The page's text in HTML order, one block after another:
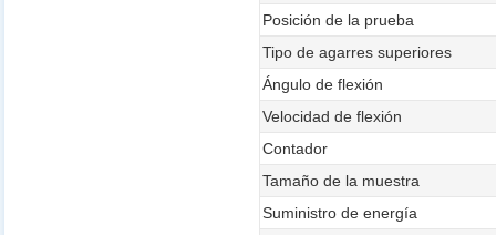
Posición de la prueba
Tipo de agarres superiores
Ángulo de flexión
Velocidad de flexión
Contador
Tamaño de la muestra
Suministro de energía